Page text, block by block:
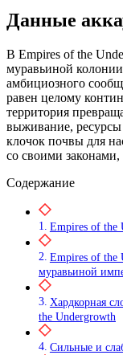
Данные
В Empires of the
муравьиной
амбициозного
равен целому
территория
выживание,
клочок почвы для
со своими
Содержание
Empires of the
Empires of the
муравьиной
Хардкорная
the Undergrowth
Сильные и